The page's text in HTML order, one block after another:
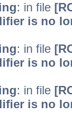
: in file
is no
: in file
is no
: in file
is no